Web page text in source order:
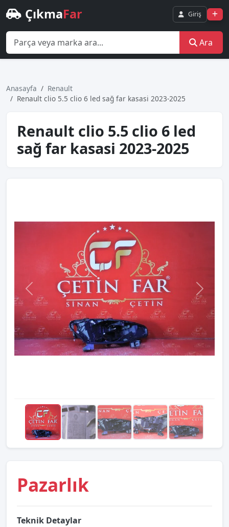
ÇıkmaFar Giriş
Ara
Anasayfa
Renault
Renault cli̇o 5.5 cli̇o 6 led sağ far kasasi 2023-2025
Renault cli̇o 5.5 cli̇o 6 led
sağ far kasasi 2023-2025
Pazarlık
Teknik Detaylar